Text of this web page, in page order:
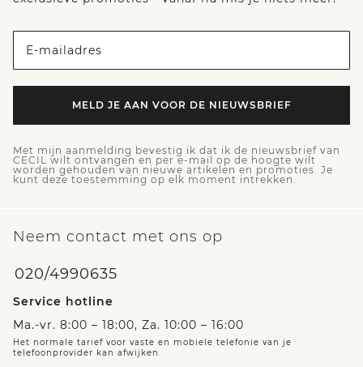
E-mailadres
MELD JE AAN VOOR DE NIEUWSBRIEF
Met mijn aanmelding bevestig ik dat ik de nieuwsbrief van
CECIL wilt ontvangen en per e-mail op de hoogte wilt
worden gehouden van nieuwe artikelen en promoties. Je
kunt deze toestemming op elk moment intrekken.
Neem contact met ons op
020/4990635
Service hotline
Ma.-vr. 8:00 – 18:00, Za. 10:00 – 16:00
Het normale tarief voor vaste en mobiele telefonie van je
telefoonprovider kan afwijken.